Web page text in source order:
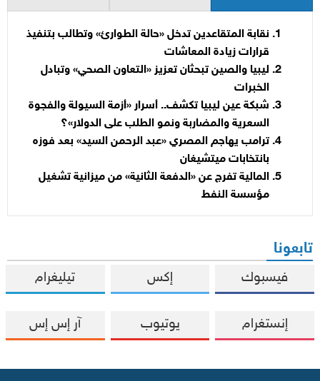
نقابة المتقاعدين تدخل «حالة الطوارئ» وتطالب بتنفيذ
قرارات زيادة المعاشات
ليبيا والصين تبحثان تعزيز «التعاون الصحي» وتبادل
الخبرات
شبكة عين ليبيا تكشف.. أسرار «أزمة السيولة والفجوة
السعرية والمضاربة ونمو الطلب على الدولار»؟
ترامب يهاجم المصري «عبد الرحمن السيد» بعد فوزه
بانتخابات ميتشيغان
المالية تفرج عن «الدفعة الثانية» من ميزانية تشغيل
مؤسسة النفط
تابعونا
فيسبوك إكس تيليغرام
إنستغرام يوتيوب آر إس إس